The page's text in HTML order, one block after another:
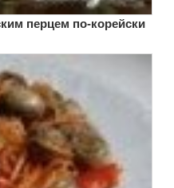
перцем по-корейски